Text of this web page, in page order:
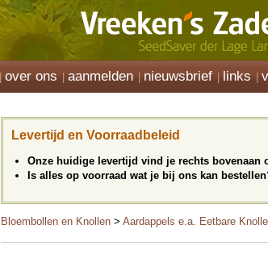
over ons aanmelden nieuwsbrief links
Levertijd en Voorraadbeleid
Onze huidige levertijd vind je rechts bovenaan
Is alles op voorraad wat je bij ons kan
Bloembollen en Knollen > Aardappels e.a. Eetbare